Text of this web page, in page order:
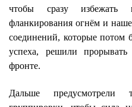
чтобы сразу избежать
фланкирования огнём и
соединений, которые потом
успеха, решили
фронте.
Дальше предусмотрели